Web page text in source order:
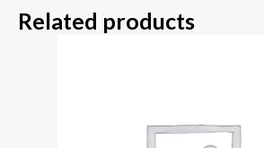
Related products